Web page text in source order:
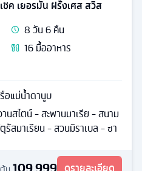
ชค เยอรมัน ฝรั่งเศส สวิส
8วัน6คืน
16มื้ออาหาร
อแม่น้ำดานูบ
นสไตน์ - สะพานมาเรีย - สนาม
สมาเรียน - สวนมิราเบล - ซา